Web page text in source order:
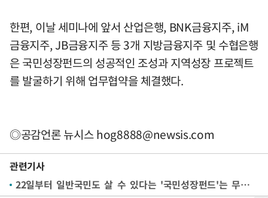
한편, 이날 세미나에 앞서 산업은행, BNK금융지주, iM
금융지주, JB금융지주 등 3개 지방금융지주 및 수협은행
은 국민성장펀드의 성공적인 조성과 지역성장 프로젝트
를 발굴하기 위해 업무협약을 체결했다.
◎공감언론 뉴시스hog8888@newsis.com
관련기사
22일부터 일반국민도 살 수 있다는 '국민성장펀드'는 무엇?[금알못]